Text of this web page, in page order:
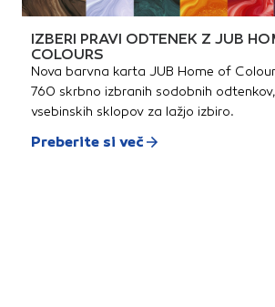
IZBERI PRAVI ODTENEK Z JUB
COLOURS
Nova barvna karta JUB Home of
760 skrbno izbranih sodobnih
vsebinskih sklopov za lažjo izbiro.
Preberite si več